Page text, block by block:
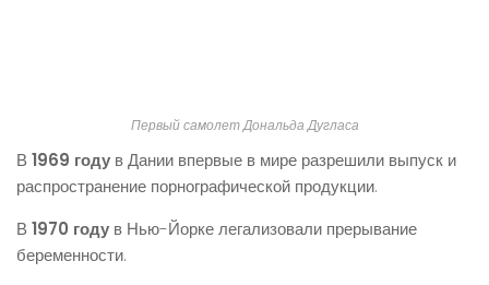
Первый самолет Дональда Дугласа
В 1969 году в Дании впервые в мире разрешили выпуск и
распространение порнографической продукции.
В 1970 году в Нью-Йорке легализовали прерывание
беременности.